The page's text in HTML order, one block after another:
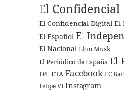
El Confidencial
El Confidencial Digital El
El Español El
El Nacional Elon Musk
El Periódico de España El
EPE ETA Facebook FC
Felipe VI Instagram